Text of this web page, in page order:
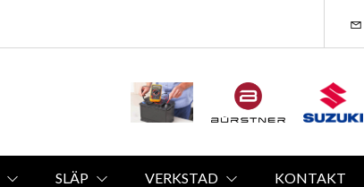
SLÄP VERKSTAD KONTAKT